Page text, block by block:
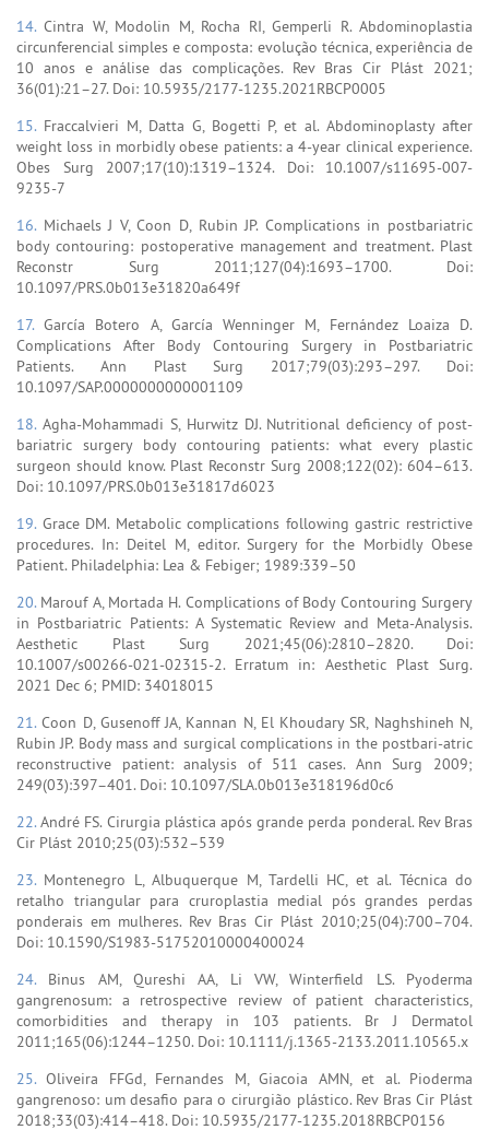
14.Cintra W, Modolin M, Rocha RI, Gemperli R. Abdominoplastia
circunferencial simples e composta: evolução técnica, experiência de
10 anos e análise das complicações. Rev Bras Cir Plást 2021;
36(01):21–27. Doi: 10.5935/2177-1235.2021RBCP0005
15. Fraccalvieri M, Datta G, Bogetti P, et al. Abdominoplasty after
weight loss in morbidly obese patients: a 4-year clinical experience.
Obes Surg 2007;17(10):1319–1324. Doi: 10.1007/s11695-007-
9235-7
16. Michaels J V, Coon D, Rubin JP. Complications in postbariatric
body contouring: postoperative management and treatment. Plast
Reconstr Surg 2011;127(04):1693–1700. Doi:
10.1097/PRS.0b013e31820a649f
17.García Botero A, García Wenninger M, Fernández Loaiza D.
Complications After Body Contouring Surgery in Postbariatric
Patients. Ann Plast Surg 2017;79(03):293–297. Doi:
10.1097/SAP.0000000000001109
18. Agha-Mohammadi S, Hurwitz DJ. Nutritional deficiency of post-
bariatric surgery body contouring patients: what every plastic
surgeon should know. Plast Reconstr Surg 2008;122(02): 604–613.
Doi: 10.1097/PRS.0b013e31817d6023
19. Grace DM. Metabolic complications following gastric restrictive
procedures. In: Deitel M, editor. Surgery for the Morbidly Obese
Patient. Philadelphia: Lea & Febiger; 1989:339–50
20. Marouf A, Mortada H. Complications of Body Contouring Surgery
in Postbariatric Patients: A Systematic Review and Meta-Analysis.
Aesthetic Plast Surg 2021;45(06):2810–2820. Doi:
10.1007/s00266-021-02315-2. Erratum in: Aesthetic Plast Surg.
2021 Dec 6; PMID: 34018015
21.Coon D, Gusenoff JA, Kannan N, El Khoudary SR, Naghshineh N,
Rubin JP. Body mass and surgical complications in the postbari-atric
reconstructive patient: analysis of 511 cases. Ann Surg 2009;
249(03):397–401. Doi: 10.1097/SLA.0b013e318196d0c6
22.André FS. Cirurgia plástica após grande perda ponderal. Rev Bras
Cir Plást 2010;25(03):532–539
23. Montenegro L, Albuquerque M, Tardelli HC, et al. Técnica do
retalho triangular para cruroplastia medial pós grandes perdas
ponderais em mulheres. Rev Bras Cir Plást 2010;25(04):700–704.
Doi: 10.1590/S1983-51752010000400024
24. Binus AM, Qureshi AA, Li VW, Winterfield LS. Pyoderma
gangrenosum: a retrospective review of patient characteristics,
comorbidities and therapy in 103 patients. Br J Dermatol
2011;165(06):1244–1250. Doi: 10.1111/j.1365-2133.2011.10565.x
25.Oliveira FFGd, Fernandes M, Giacoia AMN, et al. Pioderma
gangrenoso: um desafio para o cirurgião plástico. Rev Bras Cir Plást
2018;33(03):414–418. Doi: 10.5935/2177-1235.2018RBCP0156